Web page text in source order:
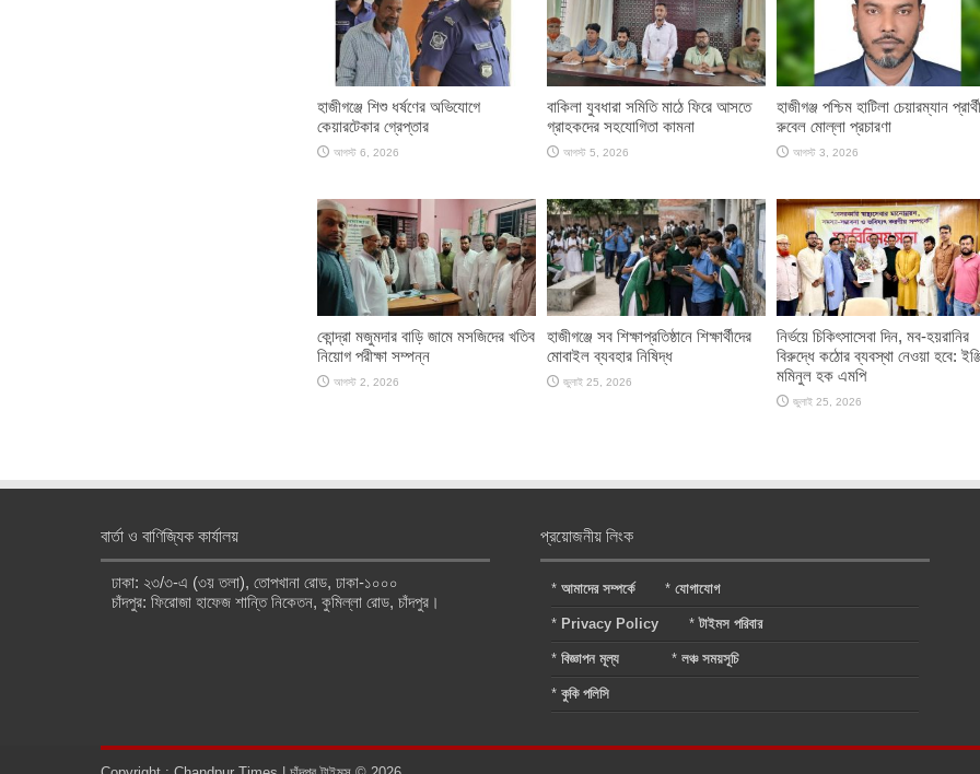
হাজীগঞ্জে শিশু ধর্ষণের অভিযোগে
কেয়ারটেকার গ্রেপ্তার
আগস্ট 6, 2026
বাকিলা যুবধারা সমিতি মাঠে ফিরে আসতে
গ্রাহকদের সহযোগিতা কামনা
আগস্ট 5, 2026
হাজীগঞ্জ পশ্চিম হাটিলা চেয়ারম্যান প্রার্থী
রুবেল মোল্লা প্রচারণা
আগস্ট 3, 2026
কোন্দ্রা মজুমদার বাড়ি জামে মসজিদের খতিব
নিয়োগ পরীক্ষা সম্পন্ন
আগস্ট 2, 2026
হাজীগঞ্জে সব শিক্ষাপ্রতিষ্ঠানে শিক্ষার্থীদের
মোবাইল ব্যবহার নিষিদ্ধ
জুলাই 25, 2026
নির্ভয়ে চিকিৎসাসেবা দিন, মব-হয়রানির
বিরুদ্ধে কঠোর ব্যবস্থা নেওয়া হবে:
মমিনুল হক এমপি
জুলাই 25, 2026
বার্তা ও বাণিজ্যিক কার্যালয়
ঢাকা: ২৩/৩-এ (৩য় তলা), তোপখানা রোড, ঢাকা-১০০০
চাঁদপুর: ফিরোজা হাফেজ শান্তি নিকেতন, কুমিল্লা রোড, চাঁদপুর।
প্রয়োজনীয় লিংক
*আমাদের সম্পর্কে *যোগাযোগ
* Privacy Policy *টাইমস পরিবার
*বিজ্ঞাপন মূল্য *লঞ্চ সময়সূচি
*কুকি পলিসি